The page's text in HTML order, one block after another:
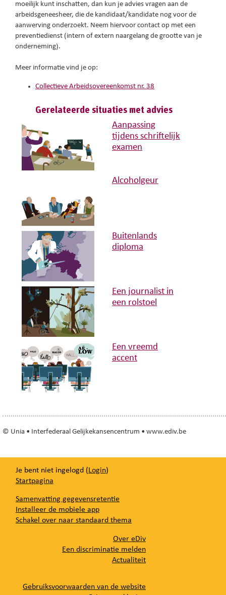
moeilijk kunt inschatten, dan kun je advies vragen aan de
arbeidsgeneesheer, die de kandidaat/kandidate nog voor de
aanwerving onderzoekt. Neem hiervoor contact op met een
preventiedienst (intern of extern naargelang de grootte van je
onderneming).
Meer informatie vind je op:
Collectieve Arbeidsovereenkomst nr. 38
Gerelateerde situaties met advies
Aanpassing
tijdens schriftelijk
examen
Alcoholgeur
Buitenlands
diploma
Een journalist in
een rolstoel
Een vreemd
accent
© Unia • Interfederaal Gelijkekansencentrum • www.ediv.be
Je bent niet ingelogd (Login)
Startpagina
Samenvatting gegevensretentie
Installeer de mobiele app
Schakel over naar standaard thema
Over eDiv
Een discriminatie melden
Actualiteit
Gebruiksvoorwaarden van de website